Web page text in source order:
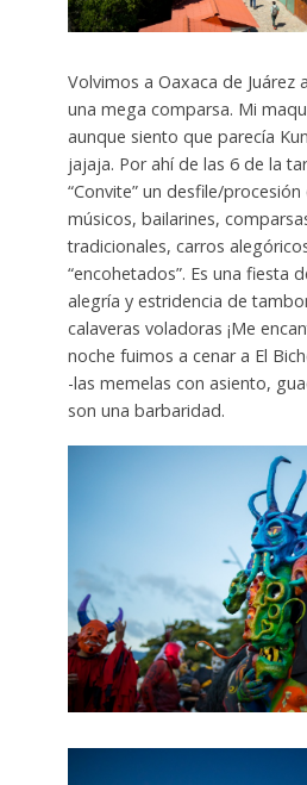
Volvimos a Oaxaca de Juárez
una mega comparsa. Mi
aunque siento que parecía
jajaja. Por ahí de las 6 de la
“Convite” un desfile/
músicos, bailarines,
tradicionales, carros
“encohetados”. Es una fiesta
alegría y estridencia de
calaveras voladoras ¡Me
noche fuimos a cenar a El
-las memelas con asiento,
son una barbaridad.